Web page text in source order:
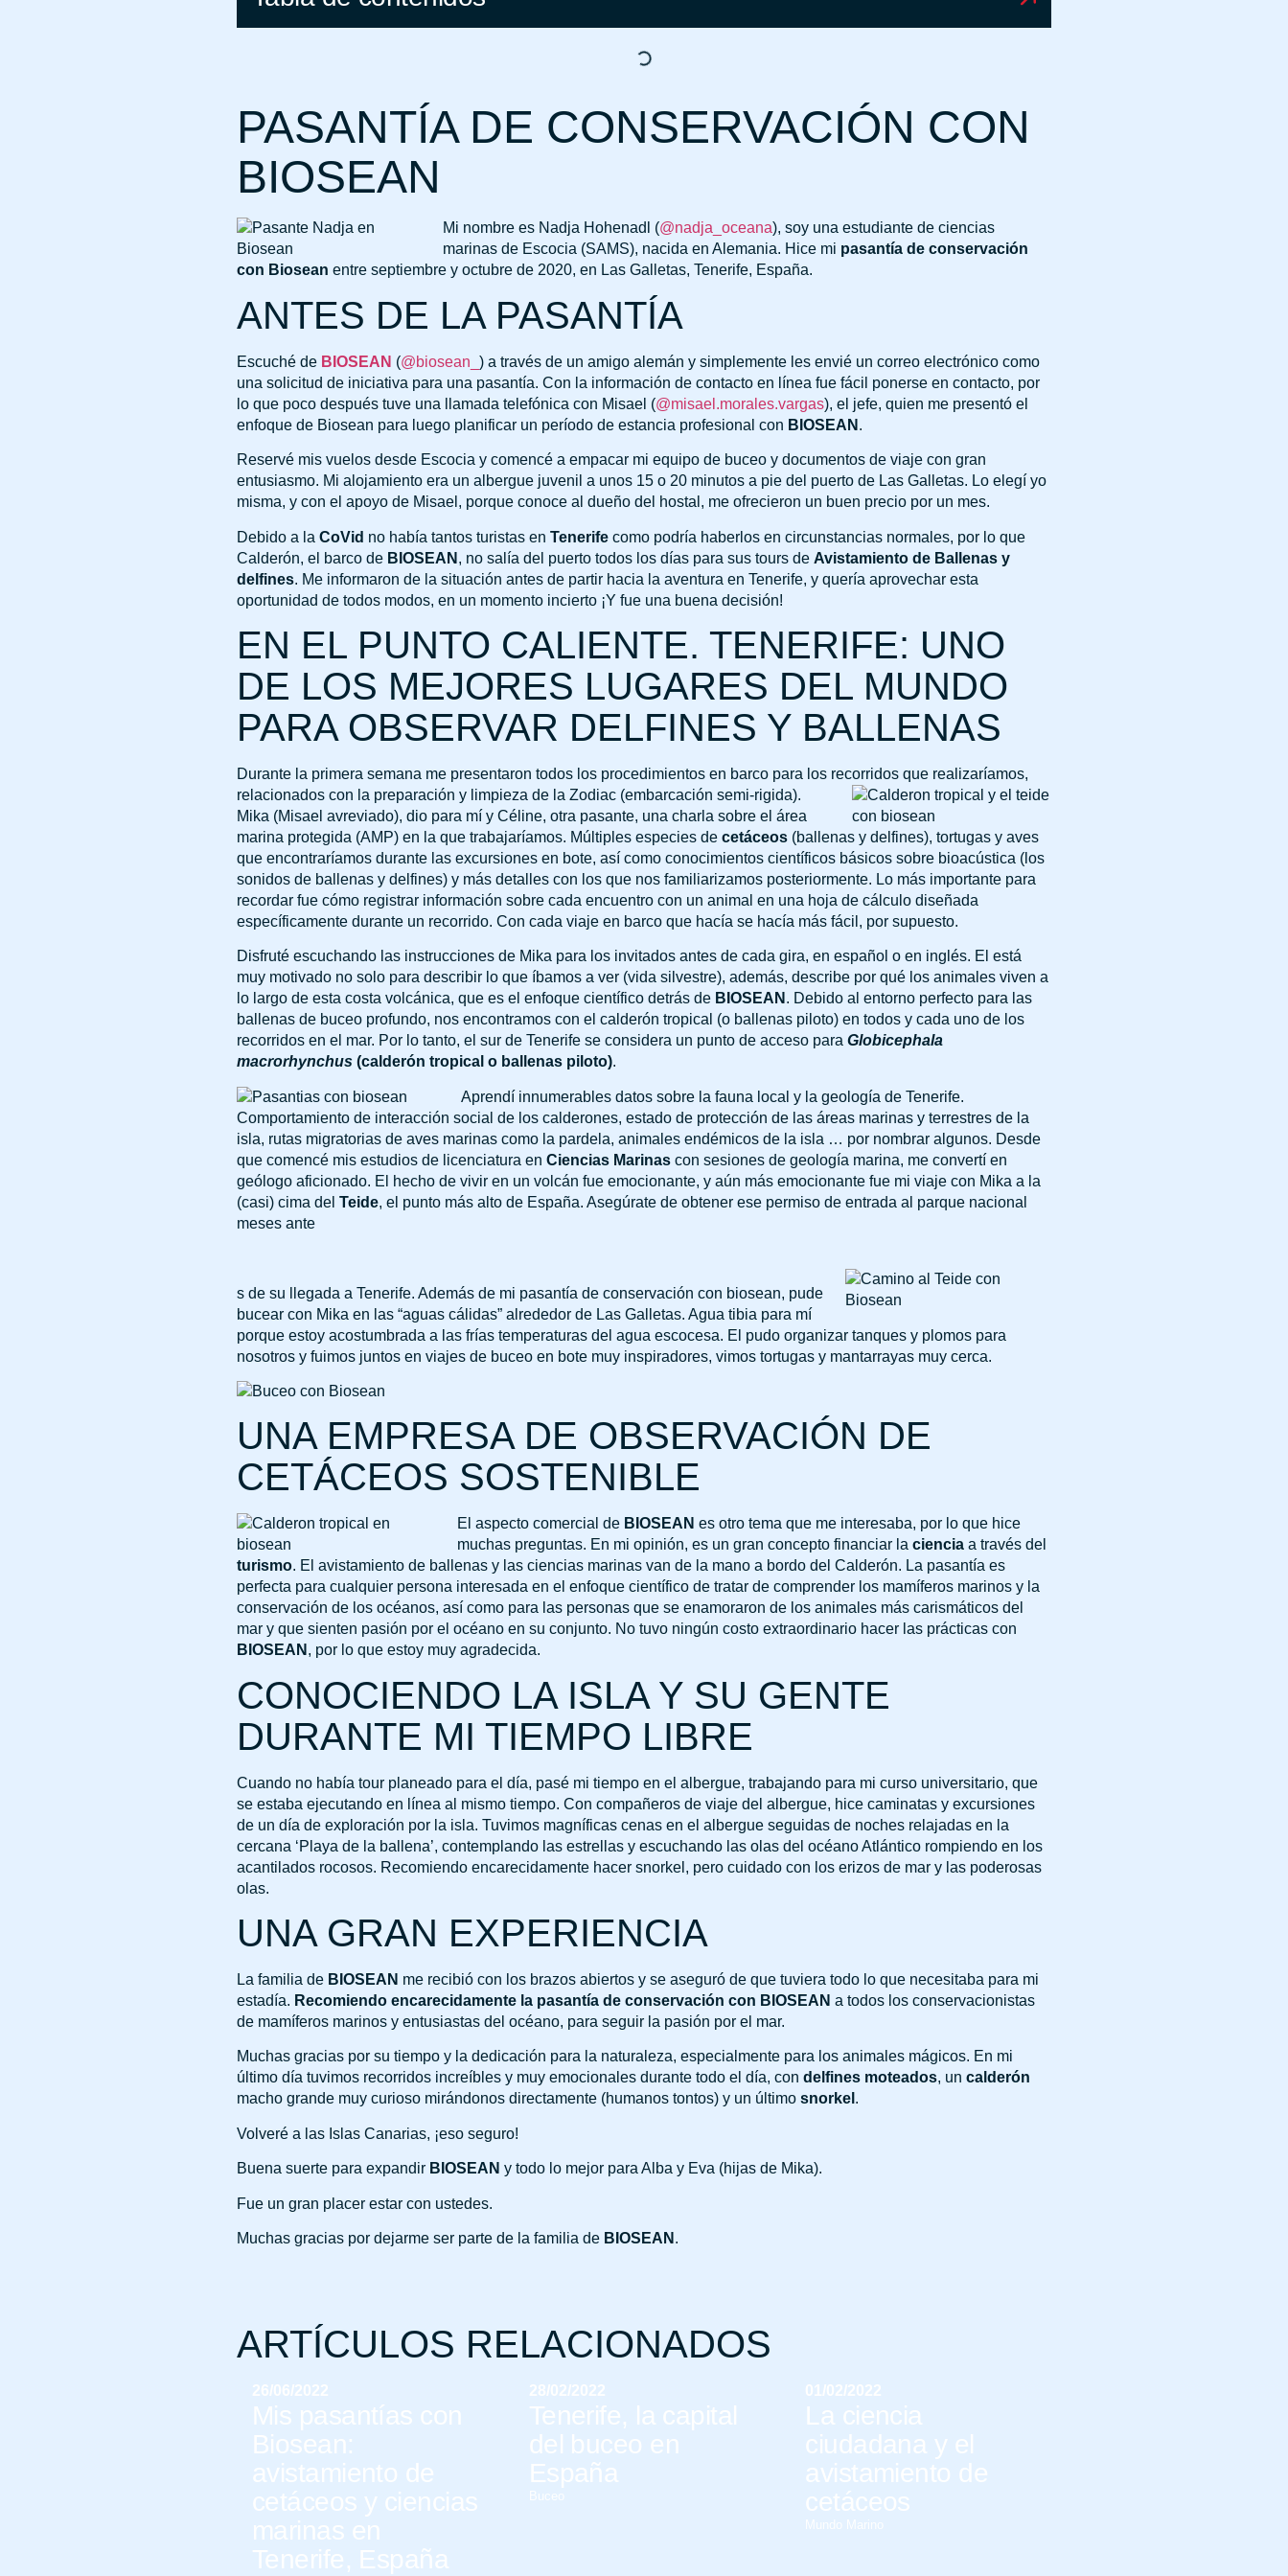
PASANTÍA DE CONSERVACIÓN CON
BIOSEAN
Mi nombre es Nadja Hohenadl (@nadja_oceana), soy una estudiante de ciencias
marinas de Escocia (SAMS), nacida en Alemania. Hice mi pasantía de conservación
con Biosean entre septiembre y octubre de 2020, en Las Galletas, Tenerife, España.
ANTES DE LA PASANTÍA
Escuché de BIOSEAN (@biosean_ ) a través de un amigo alemán y simplemente les envié un correo electrónico como
una solicitud de iniciativa para una pasantía. Con la información de contacto en línea fue fácil ponerse en contacto, por
lo que poco después tuve una llamada telefónica con Misael (@misael.morales.vargas), el jefe, quien me presentó el
enfoque de Biosean para luego planificar un período de estancia profesional con BIOSEAN .
Reservé mis vuelos desde Escocia y comencé a empacar mi equipo de buceo y documentos de viaje con gran
entusiasmo. Mi alojamiento era un albergue juvenil a unos 15 o 20 minutos a pie del puerto de Las Galletas. Lo elegí yo
misma, y con el apoyo de Misael, porque conoce al dueño del hostal, me ofrecieron un buen precio por un mes.
Debido a la CoVid no había tantos turistas en Tenerife como podría haberlos en circunstancias normales, por lo que
Calderón, el barco de BIOSEAN , no salía del puerto todos los días para sus tours de Avistamiento de Ballenas y
delfines. Me informaron de la situación antes de partir hacia la aventura en Tenerife, y quería aprovechar esta
oportunidad de todos modos, en un momento incierto ¡Y fue una buena decisión!
EN EL PUNTO CALIENTE. TENERIFE: UNO
DE LOS MEJORES LUGARES DEL MUNDO
PARA OBSERVAR DELFINES Y BALLENAS
Durante la primera semana me presentaron todos los procedimientos en barco para los recorridos que realizaríamos,
relacionados con la preparación y limpieza de la Zodiac (embarcación semi-rigida).
Mika (Misael avreviado), dio para mí y Céline, otra pasante, una charla sobre el área
marina protegida (AMP) en la que trabajaríamos. Múltiples especies de cetáceos (ballenas y delfines), tortugas y aves
que encontraríamos durante las excursiones en bote, así como conocimientos científicos básicos sobre bioacústica (los
sonidos de ballenas y delfines) y más detalles con los que nos familiarizamos posteriormente. Lo más importante para
recordar fue cómo registrar información sobre cada encuentro con un animal en una hoja de cálculo diseñada
específicamente durante un recorrido. Con cada viaje en barco que hacía se hacía más fácil, por supuesto.
Disfruté escuchando las instrucciones de Mika para los invitados antes de cada gira, en español o en inglés. El está
muy motivado no solo para describir lo que íbamos a ver (vida silvestre), además, describe por qué los animales viven a
lo largo de esta costa volcánica, que es el enfoque científico detrás de BIOSEAN . Debido al entorno perfecto para las
ballenas de buceo profundo, nos encontramos con el calderón tropical (o ballenas piloto) en todos y cada uno de los
recorridos en el mar. Por lo tanto, el sur de Tenerife se considera un punto de acceso para Globicephala
macrorhynchus (calderón tropical o ballenas piloto).
Aprendí innumerables datos sobre la fauna local y la geología de Tenerife.
Comportamiento de interacción social de los calderones, estado de protección de las áreas marinas y terrestres de la
isla, rutas migratorias de aves marinas como la pardela, animales endémicos de la isla … por nombrar algunos. Desde
que comencé mis estudios de licenciatura en Ciencias Marinas con sesiones de geología marina, me convertí en
geólogo aficionado. El hecho de vivir en un volcán fue emocionante, y aún más emocionante fue mi viaje con Mika a la
(casi) cima del Teide, el punto más alto de España. Asegúrate de obtener ese permiso de entrada al parque nacional
meses ante
s de su llegada a Tenerife. Además de mi pasantía de conservación con biosean, pude
bucear con Mika en las “aguas cálidas” alrededor de Las Galletas. Agua tibia para mí
porque estoy acostumbrada a las frías temperaturas del agua escocesa. El pudo organizar tanques y plomos para
nosotros y fuimos juntos en viajes de buceo en bote muy inspiradores, vimos tortugas y mantarrayas muy cerca.
UNA EMPRESA DE OBSERVACIÓN DE
CETÁCEOS SOSTENIBLE
El aspecto comercial de BIOSEAN es otro tema que me interesaba, por lo que hice
muchas preguntas. En mi opinión, es un gran concepto financiar la ciencia a través del
turismo. El avistamiento de ballenas y las ciencias marinas van de la mano a bordo del Calderón. La pasantía es
perfecta para cualquier persona interesada en el enfoque científico de tratar de comprender los mamíferos marinos y la
conservación de los océanos, así como para las personas que se enamoraron de los animales más carismáticos del
mar y que sienten pasión por el océano en su conjunto. No tuvo ningún costo extraordinario hacer las prácticas con
BIOSEAN , por lo que estoy muy agradecida.
CONOCIENDO LA ISLA Y SU GENTE
DURANTE MI TIEMPO LIBRE
Cuando no había tour planeado para el día, pasé mi tiempo en el albergue, trabajando para mi curso universitario, que
se estaba ejecutando en línea al mismo tiempo. Con compañeros de viaje del albergue, hice caminatas y excursiones
de un día de exploración por la isla. Tuvimos magníficas cenas en el albergue seguidas de noches relajadas en la
cercana ‘Playa de la ballena’, contemplando las estrellas y escuchando las olas del océano Atlántico rompiendo en los
acantilados rocosos. Recomiendo encarecidamente hacer snorkel, pero cuidado con los erizos de mar y las poderosas
olas.
UNA GRAN EXPERIENCIA
La familia de BIOSEAN me recibió con los brazos abiertos y se aseguró de que tuviera todo lo que necesitaba para mi
estadía. Recomiendo encarecidamente la pasantía de conservación con BIOSEAN a todos los conservacionistas
de mamíferos marinos y entusiastas del océano, para seguir la pasión por el mar.
Muchas gracias por su tiempo y la dedicación para la naturaleza, especialmente para los animales mágicos. En mi
último día tuvimos recorridos increíbles y muy emocionales durante todo el día, con delfines moteados, un calderón
macho grande muy curioso mirándonos directamente (humanos tontos) y un último snorkel .
Volveré a las Islas Canarias, ¡eso seguro!
Buena suerte para expandir BIOSEAN y todo lo mejor para Alba y Eva (hijas de Mika).
Fue un gran placer estar con ustedes.
Muchas gracias por dejarme ser parte de la familia de BIOSEAN .
ARTÍCULOS RELACIONADOS
26/06/2022
Mis pasantías con
Biosean:
avistamiento de
cetáceos y ciencias
marinas en
Tenerife, España
28/02/2022
Tenerife, la capital
del buceo en
España
Buceo
01/02/2022
La ciencia
ciudadana y el
avistamiento de
cetáceos
Mundo Marino